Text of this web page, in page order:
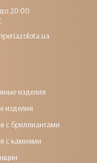
20:00
изделия
изделия
с бриллиантами
с камнями